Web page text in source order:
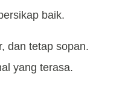
baik.
dan tetap sopan.
yang terasa.